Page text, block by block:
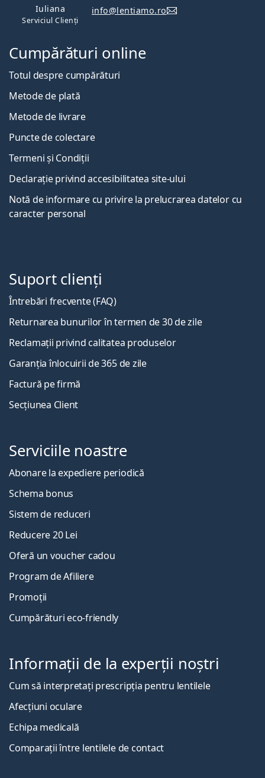
Iuliana
Serviciul Clienți
info@lentiamo.ro
Cumpărături online
Totul despre cumpărături
Metode de plată
Metode de livrare
Puncte de colectare
Termeni și Condiții
Declarație privind accesibilitatea site-ului
Notă de informare cu privire la prelucrarea datelor cu
caracter personal
Suport clienți
Întrebări frecvente (FAQ)
Returnarea bunurilor în termen de 30 de zile
Reclamații privind calitatea produselor
Garanția înlocuirii de 365 de zile
Factură pe firmă
Secțiunea Client
Serviciile noastre
Abonare la expediere periodică
Schema bonus
Sistem de reduceri
Reducere 20 Lei
Oferă un voucher cadou
Program de Afiliere
Promoții
Cumpărături eco-friendly
Informații de la experții noștri
Cum să interpretați prescripția pentru lentilele
Afecțiuni oculare
Echipa medicală
Comparații între lentilele de contact